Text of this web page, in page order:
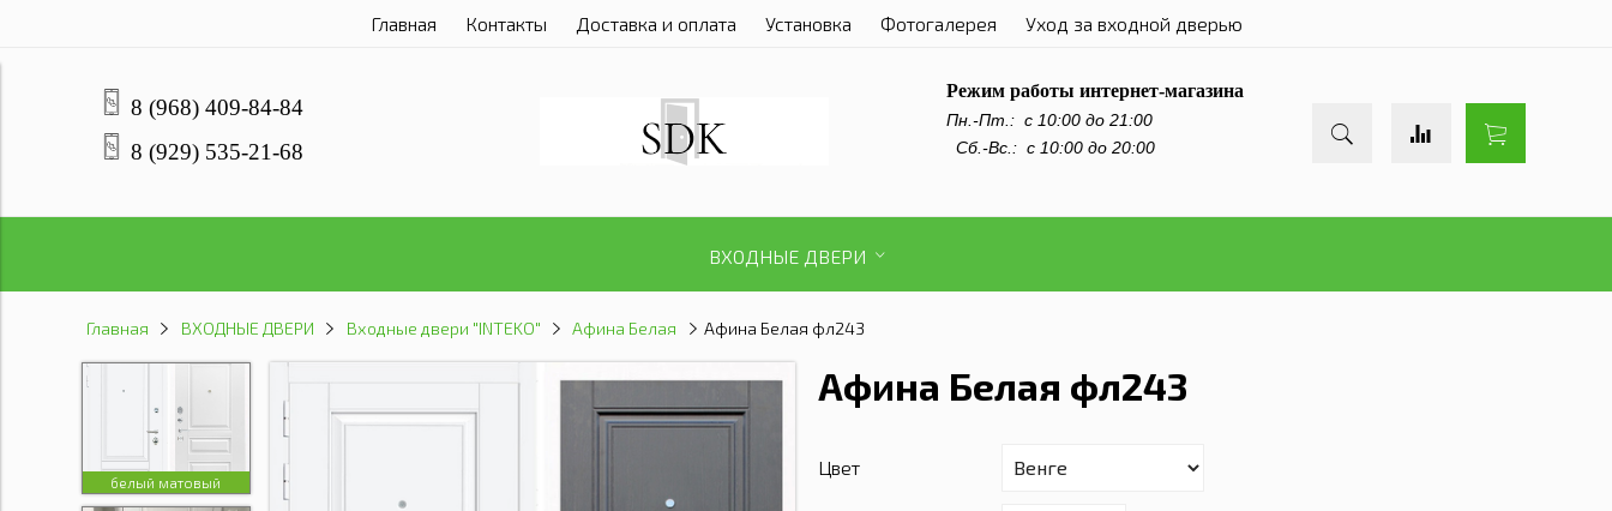
Главная Контакты Доставка и оплата Установка Фотогалерея Уход за входной дверью
8 (968) 409-84-84
8 (929) 535-21-68
Режим работы интернет-магазина
Пн.-Пт.: с 10:00 до 21:00
Сб.-Вс.: с 10:00 до 20:00
ВХОДНЫЕ ДВЕРИ
Главная ВХОДНЫЕ ДВЕРИ Входные двери "INTEKO" Афина Белая Афина Белая фл243
белый матовый
Афина Белая фл243
Цвет